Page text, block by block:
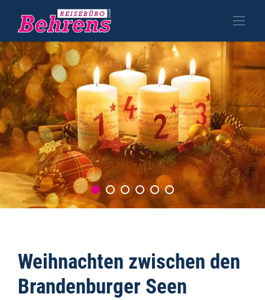
Weihnachten zwischen den
Brandenburger Seen